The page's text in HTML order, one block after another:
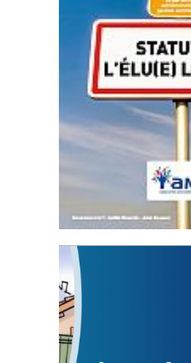
Statut de l’élu local
3 avril 2024
Mise à jour avril 2024
FEUILLETER